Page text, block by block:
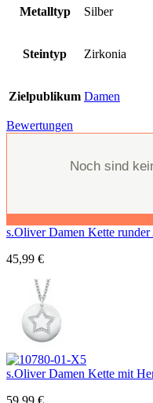
Metalltyp Silber
Steintyp Zirkonia
Zielpublikum Damen
Bewertungen
Noch sind
s.Oliver Damen Kette runder
45,99 €
s.Oliver Damen Kette mit
59,99 €